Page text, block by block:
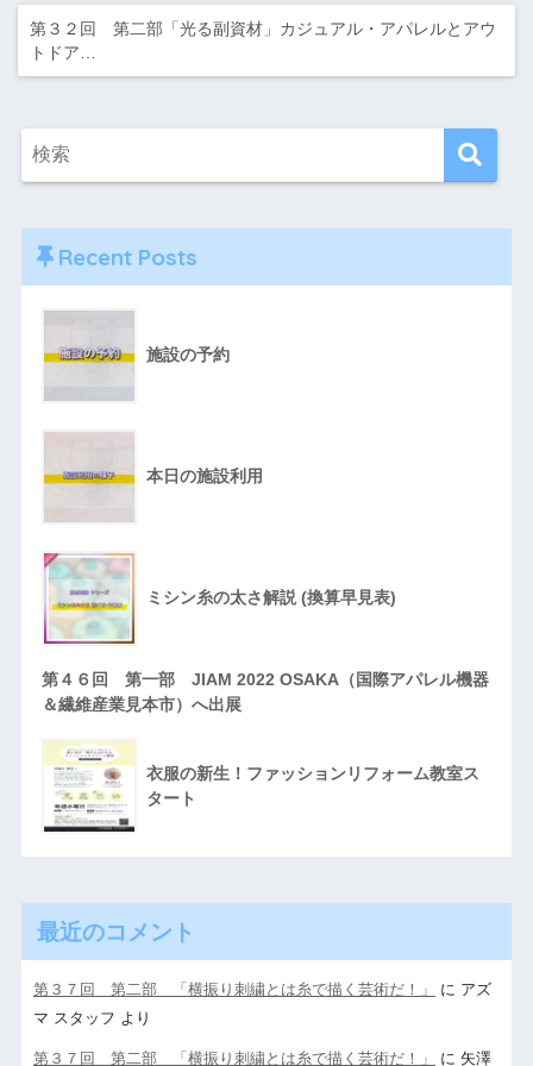
第３２回 第二部「光る副資材」カジュアル・アパレルとアウ
トドア…
Recent Posts
施設の予約
本日の施設利用
ミシン糸の太さ解説 (換算早見表)
第４６回 第一部 JIAM 2022 OSAKA（国際アパレル機器
＆繊維産業見本市）へ出展
衣服の新生！ファッションリフォーム教室ス
タート
最近のコメント
第３７回 第二部 「横振り刺繍とは糸で描く芸術だ！」 に アズ
マ スタッフ より
第３７回 第二部 「横振り刺繍とは糸で描く芸術だ！」 に 矢澤